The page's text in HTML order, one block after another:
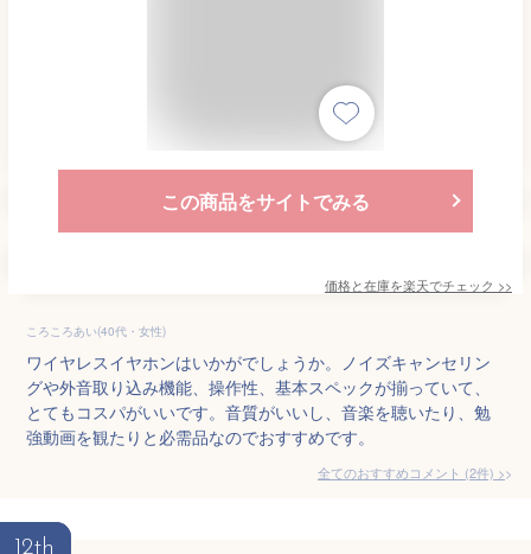
この商品をサイトでみる
価格と在庫を楽天でチェック >>
ころころあい(40代・女性)
ワイヤレスイヤホンはいかがでしょうか。ノイズキャンセリン
グや外音取り込み機能、操作性、基本スペックが揃っていて、
とてもコスパがいいです。音質がいいし、音楽を聴いたり、勉
強動画を観たりと必需品なのでおすすめです。
全てのおすすめコメント (2件) >
12th